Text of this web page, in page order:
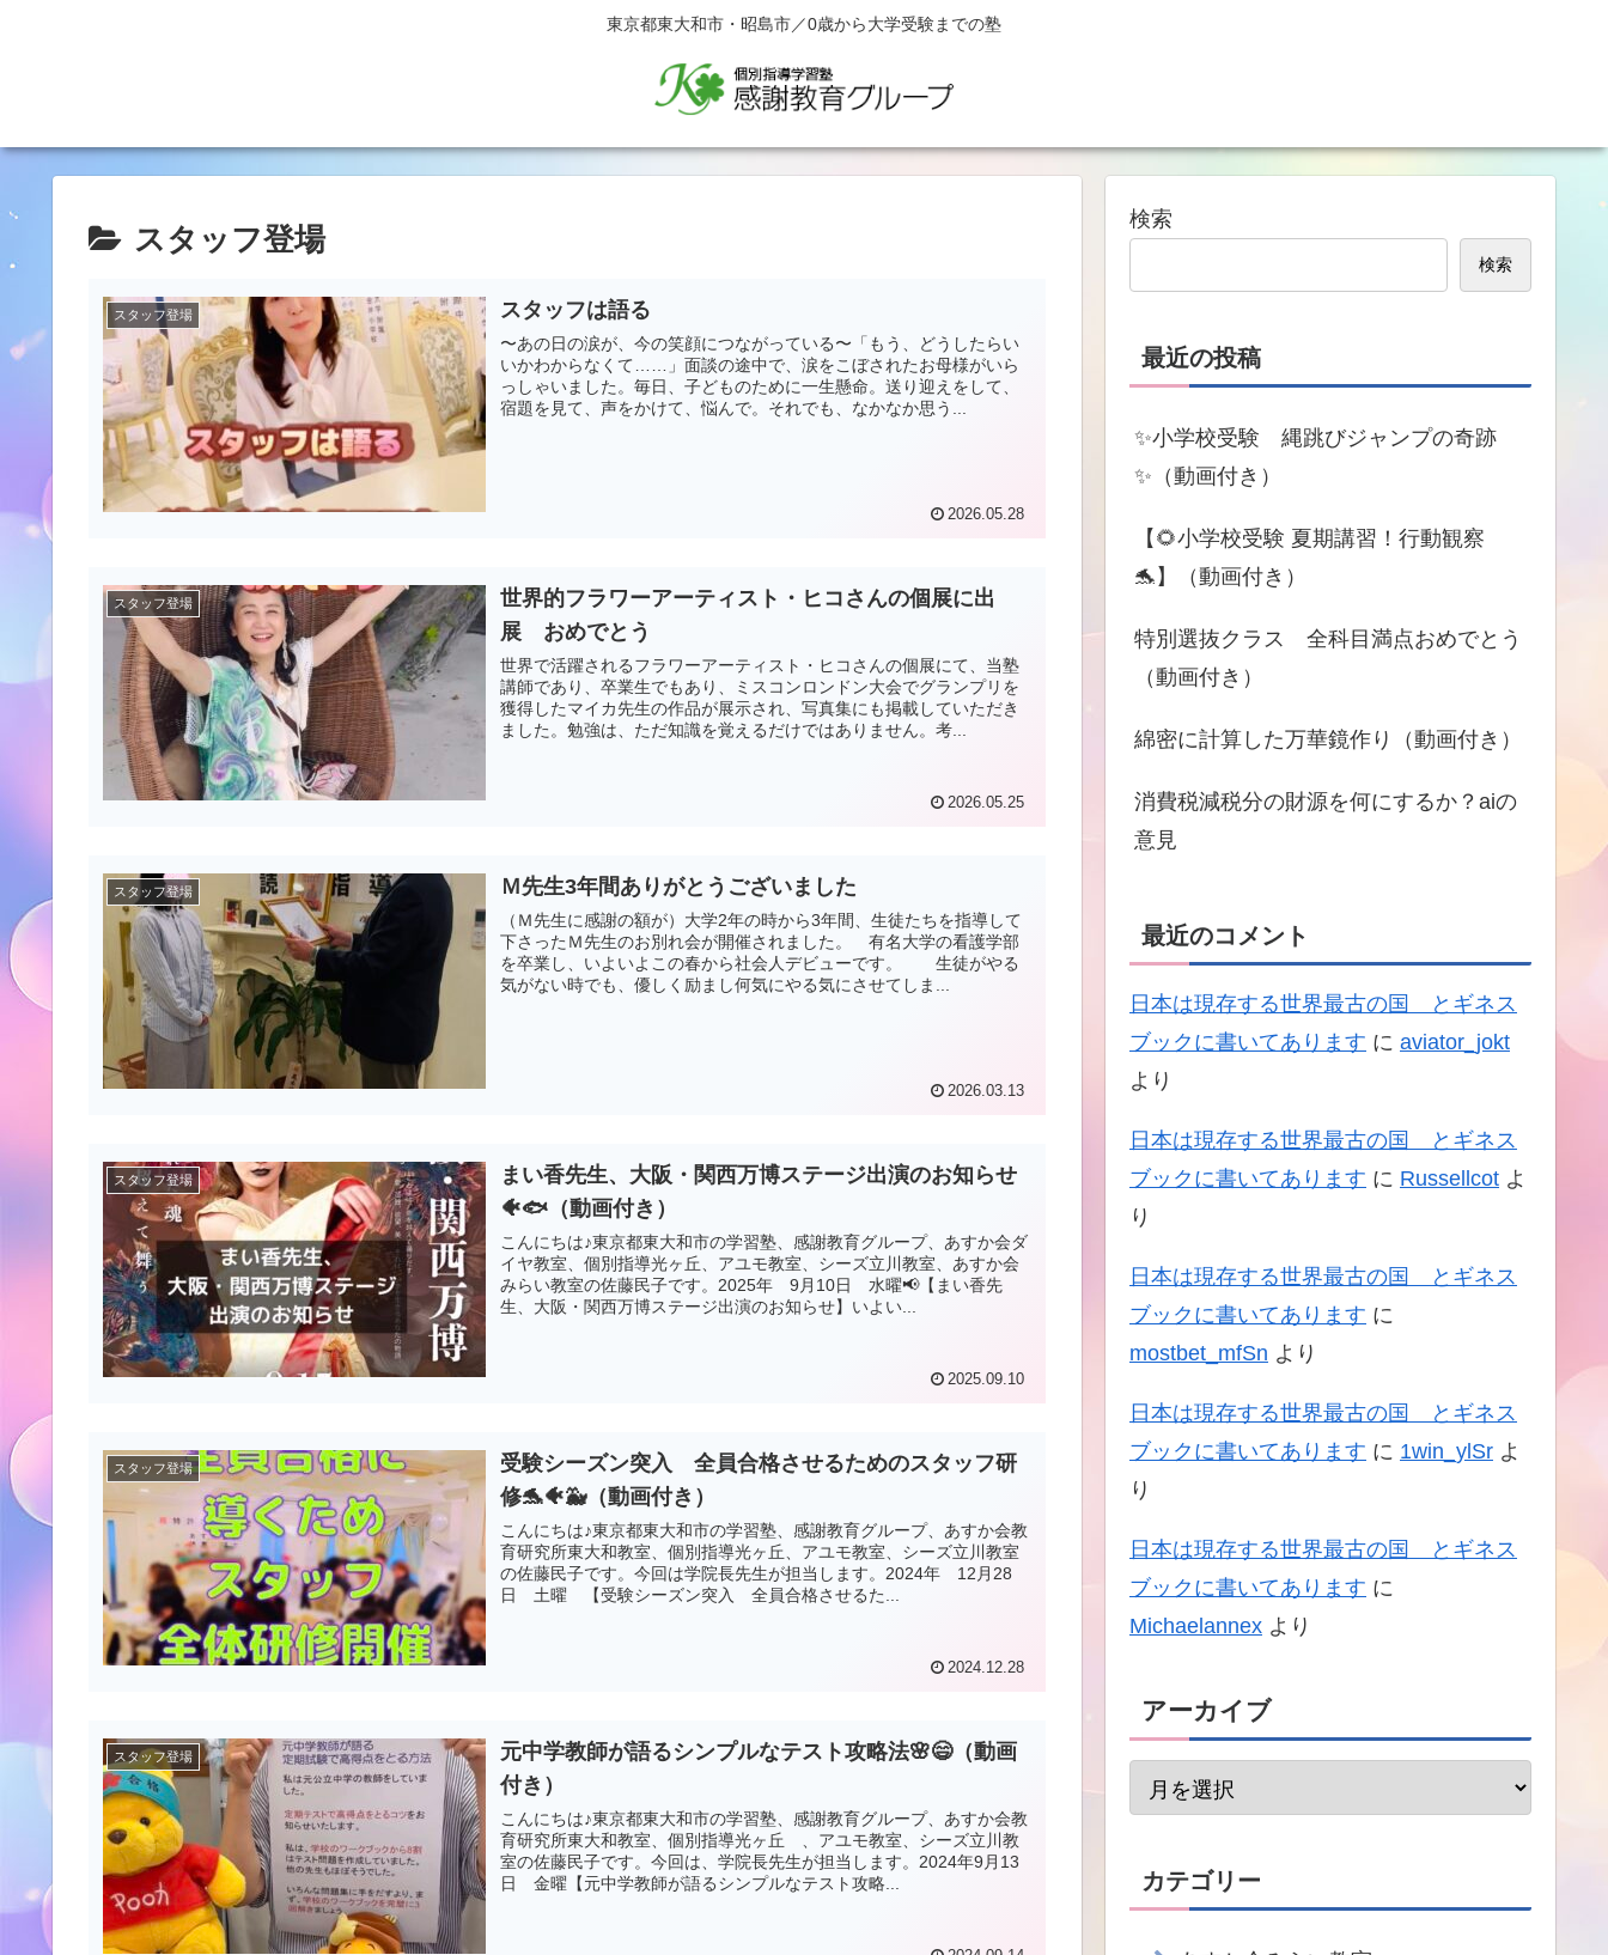
東京都東大和市・昭島市／0歳から大学受験までの塾
スタッフ登場
スタッフ登場 スタッフは語る
〜あの日の涙が、今の笑顔につながっている〜「もう、どうしたらい
いかわからなくて……」面談の途中で、涙をこぼされたお母様がいら
っしゃいました。毎日、子どものために一生懸命。送り迎えをして、
宿題を見て、声をかけて、悩んで。それでも、なかなか思う...
2026.05.28
スタッフ登場
世界的フラワーアーティスト・ヒコさんの個展に出
展 おめでとう
世界で活躍されるフラワーアーティスト・ヒコさんの個展にて、当塾
講師であり、卒業生でもあり、ミスコンロンドン大会でグランプリを
獲得したマイカ先生の作品が展示され、写真集にも掲載していただき
ました。勉強は、ただ知識を覚えるだけではありません。考...
2026.05.25
スタッフ登場 Ｍ先生3年間ありがとうございました
（Ｍ先生に感謝の額が）大学2年の時から3年間、生徒たちを指導して
下さったＭ先生のお別れ会が開催されました。 有名大学の看護学部
を卒業し、いよいよこの春から社会人デビューです。 生徒がやる
気がない時でも、優しく励まし何気にやる気にさせてしま...
2026.03.13
スタッフ登場
まい香先生、大阪・関西万博ステージ出演のお知らせ
🐠🐟（動画付き）
こんにちは♪東京都東大和市の学習塾、感謝教育グループ、あすか会ダ
イヤ教室、個別指導光ヶ丘、アユモ教室、シーズ立川教室、あすか会
みらい教室の佐藤民子です。2025年 9月10日 水曜📢【まい香先
生、大阪・関西万博ステージ出演のお知らせ】いよい...
2025.09.10
スタッフ登場
受験シーズン突入 全員合格させるためのスタッフ研
修🐬🐠🐳（動画付き）
こんにちは♪東京都東大和市の学習塾、感謝教育グループ、あすか会教
育研究所東大和教室、個別指導光ヶ丘、アユモ教室、シーズ立川教室
の佐藤民子です。今回は学院長先生が担当します。2024年 12月28
日 土曜 【受験シーズン突入 全員合格させるた...
2024.12.28
スタッフ登場
元中学教師が語るシンプルなテスト攻略法🌸😄（動画
付き）
こんにちは♪東京都東大和市の学習塾、感謝教育グループ、あすか会教
育研究所東大和教室、個別指導光ヶ丘 、アユモ教室、シーズ立川教
室の佐藤民子です。今回は、学院長先生が担当します。2024年9月13
日 金曜【元中学教師が語るシンプルなテスト攻略...
検索
検索
最近の投稿
✨小学校受験 縄跳びジャンプの奇跡
✨（動画付き）
【🌻小学校受験 夏期講習！行動観察
🐬】（動画付き）
特別選抜クラス 全科目満点おめでとう
（動画付き）
綿密に計算した万華鏡作り（動画付き）
消費税減税分の財源を何にするか？aiの
意見
最近のコメント
日本は現存する世界最古の国 とギネス
ブックに書いてあります に aviator_jokt
より
日本は現存する世界最古の国 とギネス
ブックに書いてあります に Russellcot よ
り
日本は現存する世界最古の国 とギネス
ブックに書いてあります に
mostbet_mfSn より
日本は現存する世界最古の国 とギネス
ブックに書いてあります に 1win_ylSr よ
り
日本は現存する世界最古の国 とギネス
ブックに書いてあります に
Michaelannex より
アーカイブ
カテゴリー